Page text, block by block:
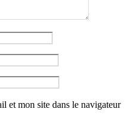
et mon site dans le navigateur